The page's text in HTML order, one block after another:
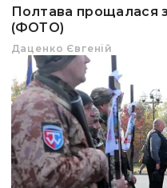
Полтава прощалася
(ФОТО)
Даценко Євгеній